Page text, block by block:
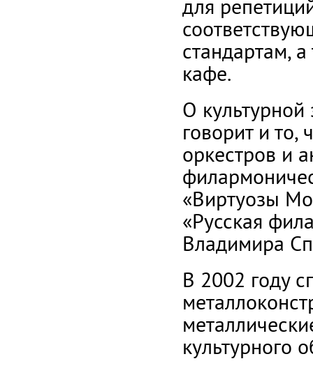
для
стандартам,
кафе.
О культурной
говорит и то,
оркестров и
«Виртуозы
«Русская
Владимира
В 2002 году
культурного